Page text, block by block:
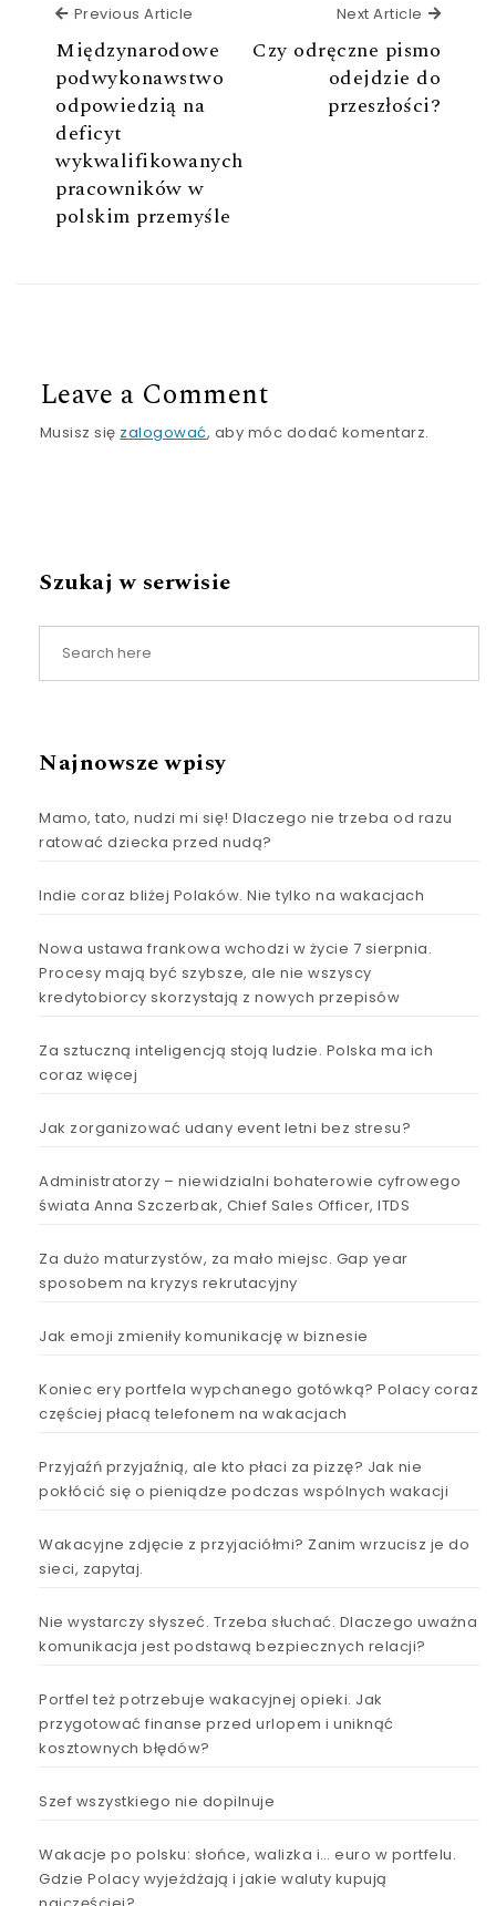
Previous Article
Międzynarodowe
podwykonawstwo
odpowiedzią na
deficyt
wykwalifikowanych
pracowników w
polskim przemyśle
Next Article Next
Czy odręczne pismo
odejdzie do
przeszłości?
Leave a Comment
Musisz się zalogować, aby móc dodać komentarz.
Szukaj w serwisie
Najnowsze wpisy
Mamo, tato, nudzi mi się! Dlaczego nie trzeba od razu
ratować dziecka przed nudą?
Indie coraz bliżej Polaków. Nie tylko na wakacjach
Nowa ustawa frankowa wchodzi w życie 7 sierpnia.
Procesy mają być szybsze, ale nie wszyscy
kredytobiorcy skorzystają z nowych przepisów
Za sztuczną inteligencją stoją ludzie. Polska ma ich
coraz więcej
Jak zorganizować udany event letni bez stresu?
Administratorzy – niewidzialni bohaterowie cyfrowego
świata Anna Szczerbak, Chief Sales Officer, ITDS
Za dużo maturzystów, za mało miejsc. Gap year
sposobem na kryzys rekrutacyjny
Jak emoji zmieniły komunikację w biznesie
Koniec ery portfela wypchanego gotówką? Polacy coraz
częściej płacą telefonem na wakacjach
Przyjaźń przyjaźnią, ale kto płaci za pizzę? Jak nie
pokłócić się o pieniądze podczas wspólnych wakacji
Wakacyjne zdjęcie z przyjaciółmi? Zanim wrzucisz je do
sieci, zapytaj.
Nie wystarczy słyszeć. Trzeba słuchać. Dlaczego uważna
komunikacja jest podstawą bezpiecznych relacji?
Portfel też potrzebuje wakacyjnej opieki. Jak
przygotować finanse przed urlopem i uniknąć
kosztownych błędów?
Szef wszystkiego nie dopilnuje
Wakacje po polsku: słońce, walizka i… euro w portfelu.
Gdzie Polacy wyjeżdżają i jakie waluty kupują